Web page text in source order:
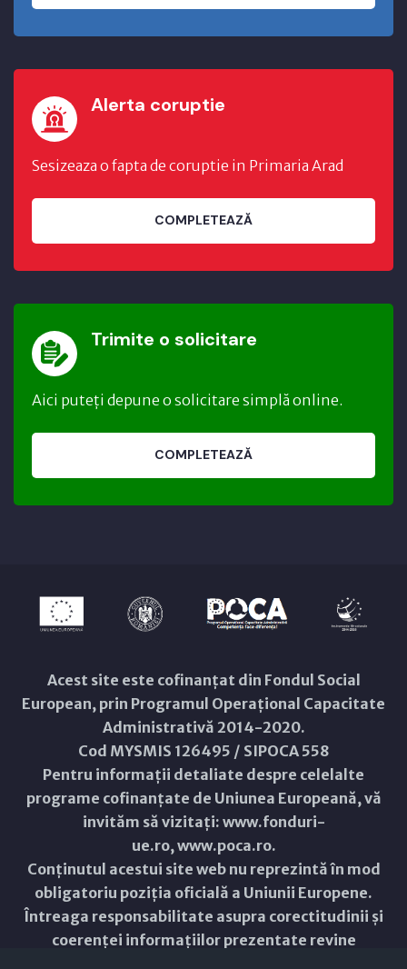
Alerta coruptie
Sesizeaza o fapta de coruptie in Primaria Arad
COMPLETEAZĂ
Trimite o solicitare
Aici puteți depune o solicitare simplă online.
COMPLETEAZĂ
Acest site este cofinanțat din Fondul Social
European, prin Programul Operațional Capacitate
Administrativă 2014-2020.
Cod MYSMIS 126495 / SIPOCA 558
Pentru informații detaliate despre celelalte
programe cofinanțate de Uniunea Europeană, vă
invităm să vizitați: www.fonduri-
ue.ro,www.poca.ro.
Conținutul acestui site web nu reprezintă în mod
obligatoriu poziția oficială a Uniunii Europene.
Întreaga responsabilitate asupra corectitudinii și
coerenței informațiilor prezentate revine